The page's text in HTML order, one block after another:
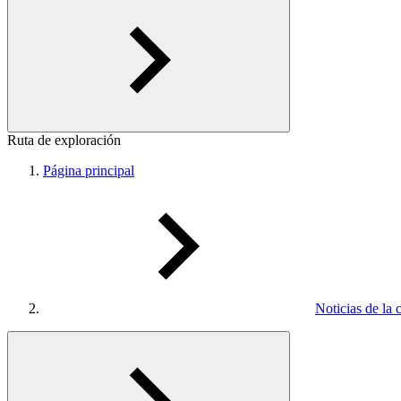
Ruta de exploración
Página principal
Noticias de la